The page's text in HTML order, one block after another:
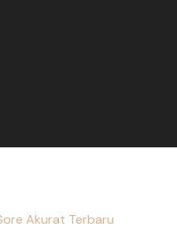
Akurat Terbaru